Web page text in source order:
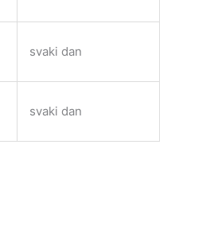
svaki dan
svaki dan